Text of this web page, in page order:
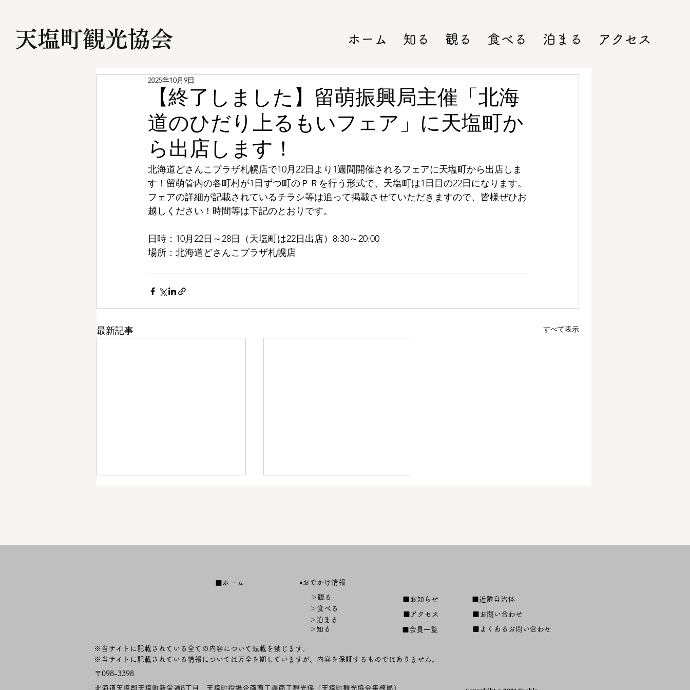
​天塩町観光協会 ホーム 知る 観る 食べる 泊まる アクセス
【終了しました】留萌振興局主催「北海
道のひだり上るもいフェア」に天塩町か
ら出店します！
2025年10月9日
北海道どさんこプラザ札幌店で10月22日より1週間開催されるフェアに天塩町から出店しま
す！留萌管内の各町村が1日ずつ町のＰＲを行う形式で、天塩町は1日目の22日になります。
フェアの詳細が記載されているチラシ等は追って掲載させていただきますので、皆様ぜひお
越しください！時間等は下記のとおりです。
日時：10月22日～28日（天塩町は22日出店）8:30～20:00
場所：北海道どさんこプラザ札幌店
最新記事 すべて表示
【沢山のご来場ありがとうご
【終了しました】「第４回天
塩川しじみまつり」開催！
■よくあるお問い合わせ
■ホーム ▪️おでかけ情報
＞観る
＞食べる
＞泊まる
■お知らせ
■アクセス
■近隣自治体
■お問い合わせ
■会員一覧
〒098-3398
​北海道天塩郡天塩町新栄通8丁目 天塩町役場企画商工課商工観光係（天塩町観光協会事務局）
※当サイトに記載されている全ての内容について転載を禁じます。
​※当サイトに記載されている情報については万全を期していますが、内容を保証するものではありません。
＞知る